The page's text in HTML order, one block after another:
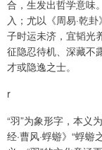
合，生发出哲学意味
入；尤以《周易·乾
子时运未济，宜韬光
征隐忍待机、深藏不
才或隐逸之士。
r
“羽”为象形字，本义
经·曹风·蜉蝣》“蜉